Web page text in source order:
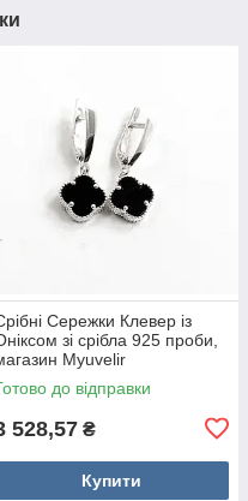
Сережки Клевер із
зі срібла 925 проби,
Myuvelir
до відправки
528,57 ₴
Купити